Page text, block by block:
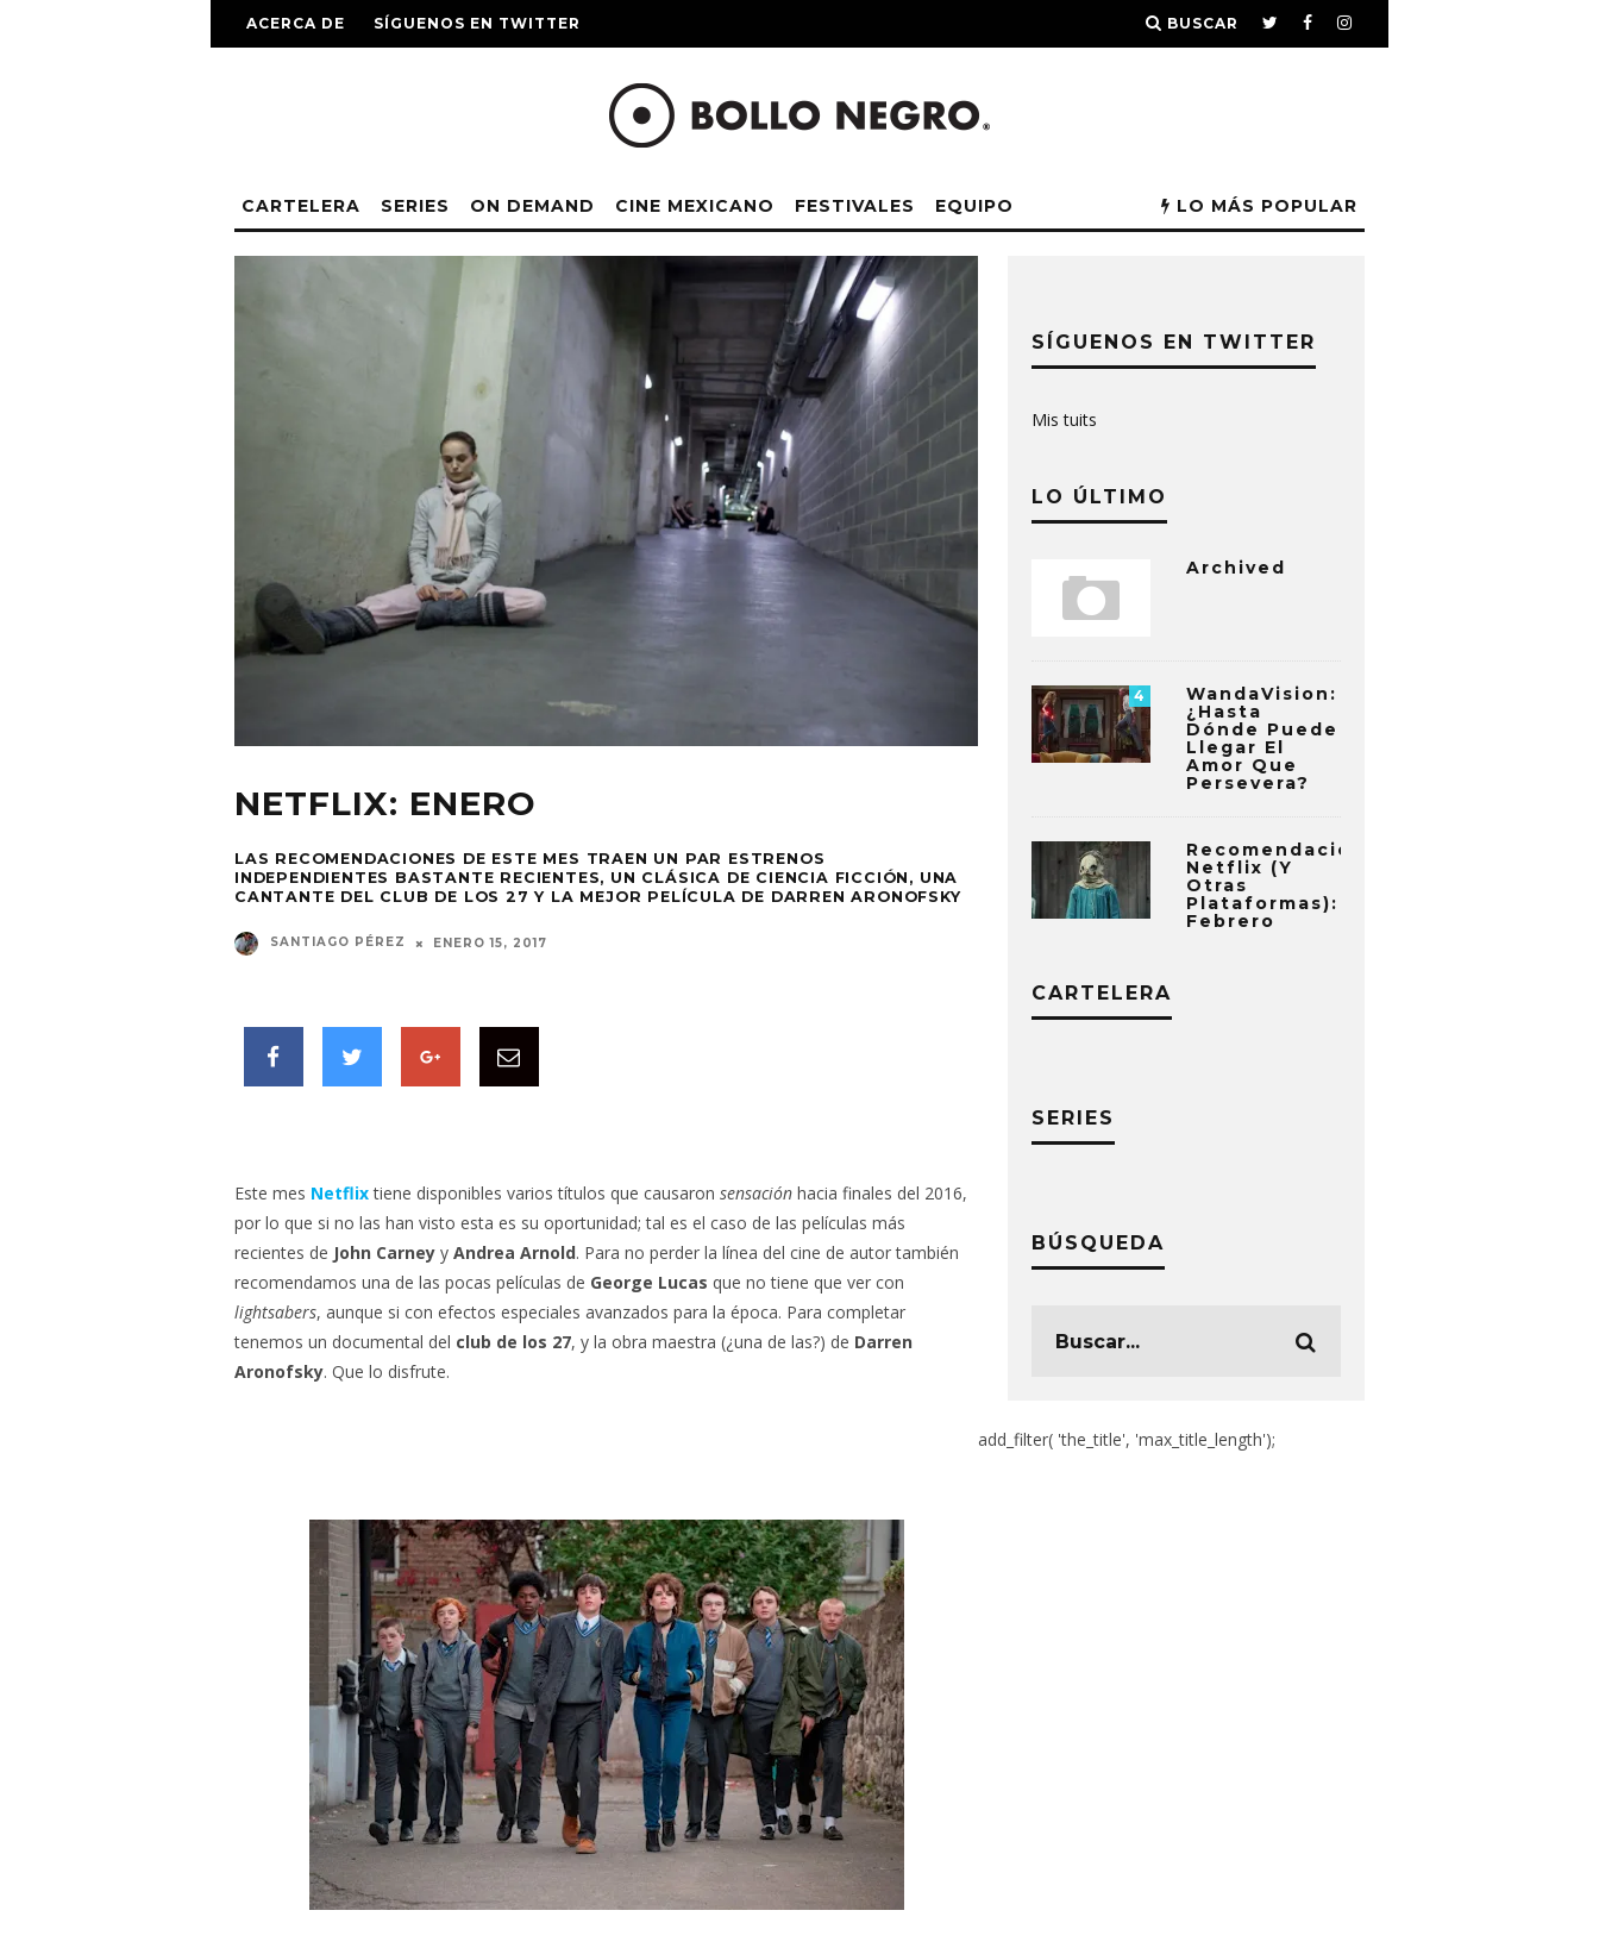
ACERCA DE SÍGUENOS EN TWITTER BUSCAR
CARTELERA SERIES ON DEMAND CINE MEXICANO FESTIVALES EQUIPO LO MÁS POPULAR
NETFLIX: ENERO
LAS RECOMENDACIONES DE ESTE MES TRAEN UN PAR ESTRENOS
INDEPENDIENTES BASTANTE RECIENTES, UN CLÁSICA DE CIENCIA FICCIÓN, UNA
CANTANTE DEL CLUB DE LOS 27 Y LA MEJOR PELÍCULA DE DARREN ARONOFSKY
SANTIAGO PÉREZ ENERO 15, 2017
Este mes Netflixtiene disponibles varios títulos que causaron sensación hacia finales del 2016,
por lo que si no las han visto esta es su oportunidad; tal es el caso de las películas más
recientes de John Carney y Andrea Arnold. Para no perder la línea del cine de autor también
recomendamos una de las pocas películas de George Lucas que no tiene que ver con
lightsabers, aunque si con efectos especiales avanzados para la época. Para completar
tenemos un documental del club de los 27, y la obra maestra (¿una de las?) de Darren
Aronofsky. Que lo disfrute.
SÍGUENOS EN TWITTER
Mis tuits
LO ÚLTIMO
Archived
4
WandaVision:
¿Hasta
Dónde Puede
Llegar El
Amor Que
Persevera?
Recomendaciones
Netflix (y
Otras
Plataformas):
Febrero
CARTELERA
SERIES
BÚSQUEDA
add_filter( 'the_title', 'max_title_length');